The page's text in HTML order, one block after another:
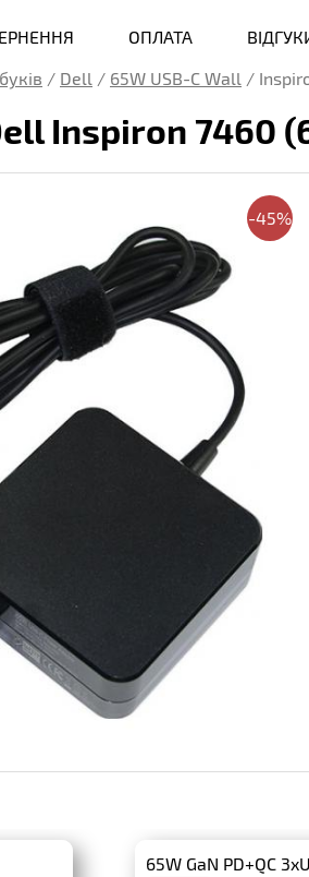
ОПЛАТА
/ Dell / 65W USB-C Wall /
Inspiron 7460
-45%
65W GaN PD+QC